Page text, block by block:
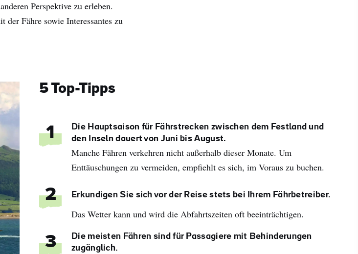
Perspektive zu erleben.
der Fähre sowie Interessantes zu
5 Top-Tipps
1
Die Hauptsaison für Fährstrecken zwischen dem Festland und
den Inseln dauert von Juni bis August.
Manche Fähren verkehren nicht außerhalb dieser Monate. Um
Enttäuschungen zu vermeiden, empfiehlt es sich, im Voraus zu buchen.
2 Erkundigen Sie sich vor der Reise stets bei Ihrem Fährbetreiber.
Das Wetter kann und wird die Abfahrtszeiten oft beeinträchtigen.
3
Die meisten Fähren sind für Passagiere mit Behinderungen
zugänglich.